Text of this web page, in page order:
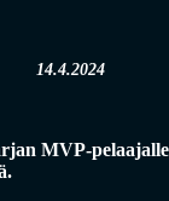
14.4.2024
MVP-